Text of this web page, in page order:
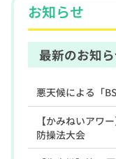
お知らせ
最新のお知
悪天候による「
【かみねいアワ
防操法大会